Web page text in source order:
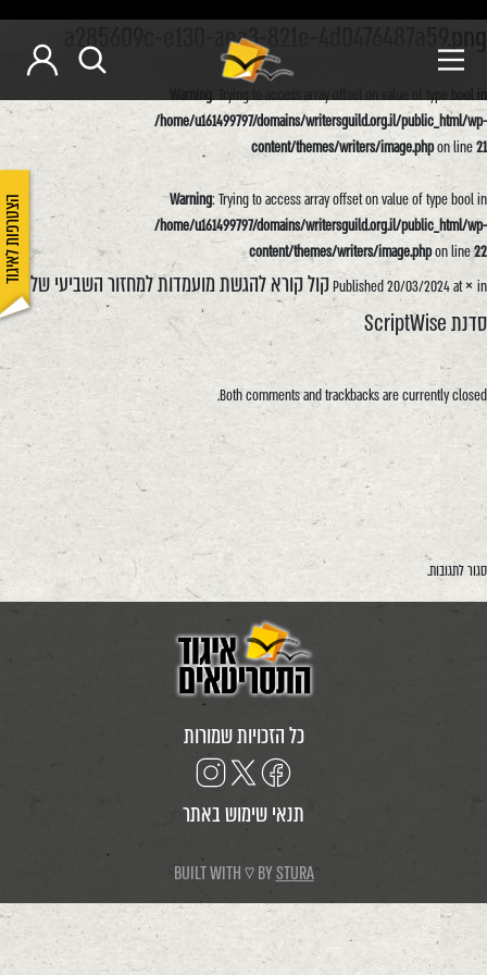
הצטרפות לאיגוד
a285609c-e130-aea3-821e-4d0476487a59.png
Warning: Trying to access array offset on value of type bool in
/home/u161499797/domains/writersguild.org.il/public_html/wp-
content/themes/writers/image.phpon line21
Warning: Trying to access array offset on value of type bool in
/home/u161499797/domains/writersguild.org.il/public_html/wp-
content/themes/writers/image.phpon line22
Published20/03/2024at× in
קול קורא להגשת מועמדות למחזור השביעי של
סדנת ScriptWise
Both comments and trackbacks are currently closed.
סגור לתגובות.
כל הזכויות שמורות
תנאי שימוש באתר
BUILT WITH ♡ BYSTURA